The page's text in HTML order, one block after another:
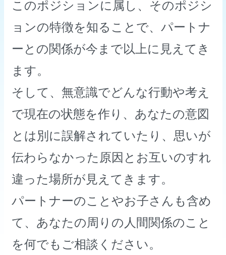
このポジションに属し、そのポジシ
ョンの特徴を知ることで、パートナ
ーとの関係が今まで以上に見えてき
ます。
そして、無意識でどんな行動や考え
で現在の状態を作り、あなたの意図
とは別に誤解されていたり、思いが
伝わらなかった原因とお互いのすれ
違った場所が見えてきます。
パートナーのことやお子さんも含め
て、あなたの周りの人間関係のこと
を何でもご相談ください。